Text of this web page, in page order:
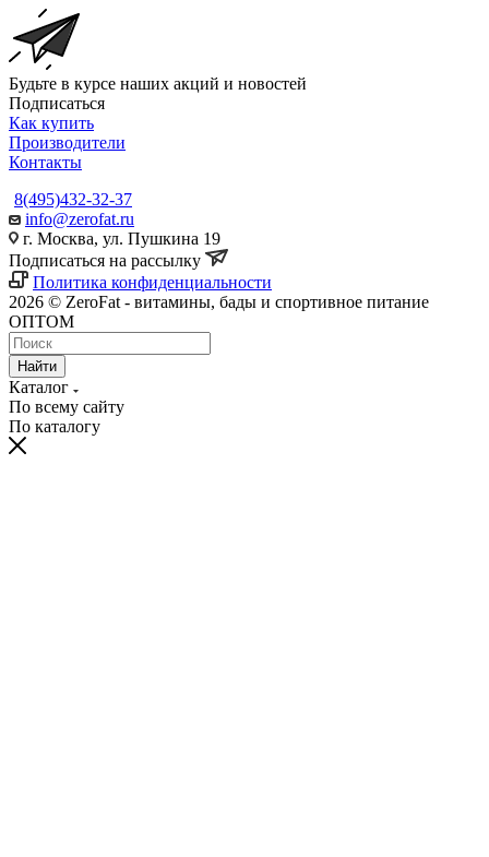
Будьте в курсе наших акций и новостей
Подписаться
Как купить
Производители
Контакты
8(495)432-32-37
info@zerofat.ru
г. Москва, ул. Пушкина 19
Подписаться на рассылку
Политика конфиденциальности
2026 © ZeroFat - витамины, бады и спортивное питание
ОПТОМ
Найти
Каталог
По всему сайту
По каталогу